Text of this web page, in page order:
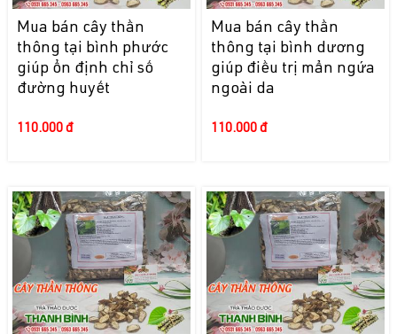
Mua bán cây thần
thông tại bình phước
giúp ổn định chỉ số
đường huyết
110.000 đ
Mua bán cây thần
thông tại bình dương
giúp điều trị mẩn ngứa
ngoài da
110.000 đ